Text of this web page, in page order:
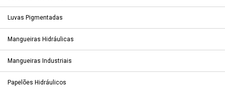
Luvas Pigmentadas
Mangueiras Hidráulicas
Mangueiras Industriais
Papelões Hidráulicos